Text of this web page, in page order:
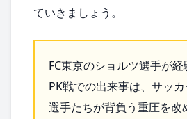
ていきましょう。
FC東京のショルツ選手が
PK戦での出来事は、サッカ
選手たちが背負う重圧を改